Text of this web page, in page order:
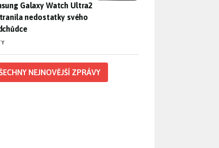
Galaxy Watch Ultra2
nedostatky svého
NEJNOVĚJŠÍ ZPRÁVY